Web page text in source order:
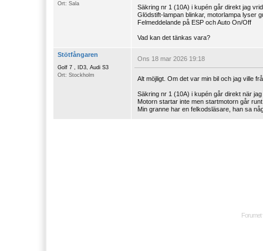
Ort: Sala
Säkring nr 1 (10A) i kupén går direkt jag
Glödstift-lampan blinkar, motorlampa lyser
Felmeddelande på ESP och Auto On/Off
Vad kan det tänkas vara?
Stötfångaren
Golf 7 , ID3, Audi S3
Ort: Stockholm
Ons 18 mar 2026 19:18
Alt möjligt. Om det var min bil och jag ville
Säkring nr 1 (10A) i kupén går direkt när
Motorn startar inte men startmotorn går
Min granne har en felkodsläsare, han sa
Forumet